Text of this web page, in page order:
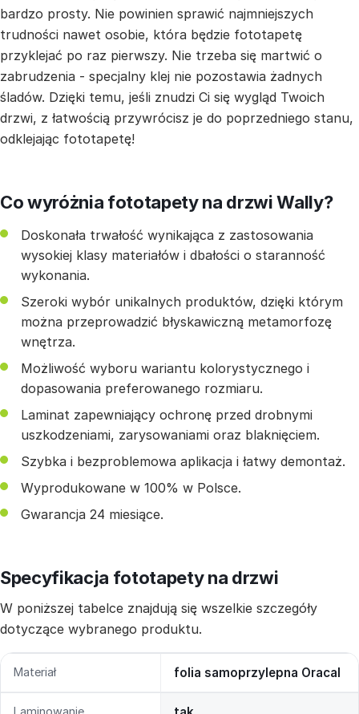
bardzo prosty. Nie powinien sprawić najmniejszych
trudności nawet osobie, która będzie fototapetę
przyklejać po raz pierwszy. Nie trzeba się martwić o
zabrudzenia - specjalny klej nie pozostawia żadnych
śladów. Dzięki temu, jeśli znudzi Ci się wygląd Twoich
drzwi, z łatwością przywrócisz je do poprzedniego stanu,
odklejając fototapetę!
Co wyróżnia fototapety na drzwi Wally?
Doskonała trwałość wynikająca z zastosowania
wysokiej klasy materiałów i dbałości o staranność
wykonania.
Szeroki wybór unikalnych produktów, dzięki którym
można przeprowadzić błyskawiczną metamorfozę
wnętrza.
Możliwość wyboru wariantu kolorystycznego i
dopasowania preferowanego rozmiaru.
Laminat zapewniający ochronę przed drobnymi
uszkodzeniami, zarysowaniami oraz blaknięciem.
Szybka i bezproblemowa aplikacja i łatwy demontaż.
Wyprodukowane w 100% w Polsce.
Gwarancja 24 miesiące.
Specyfikacja fototapety na drzwi
W poniższej tabelce znajdują się wszelkie szczegóły
dotyczące wybranego produktu.
Materiał folia samoprzylepna Oracal
Laminowanie